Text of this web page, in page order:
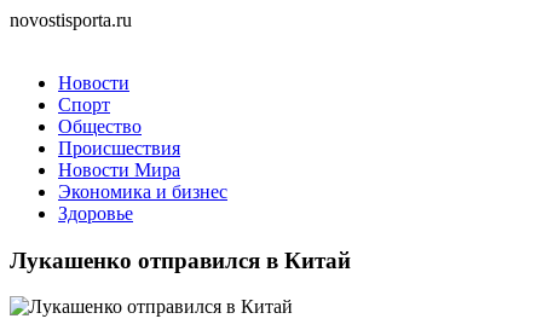
novostisporta.ru
Новости
Спорт
Общество
Происшествия
Новости Мира
Экономика и бизнес
Здоровье
Лукашенко отправился в Китай